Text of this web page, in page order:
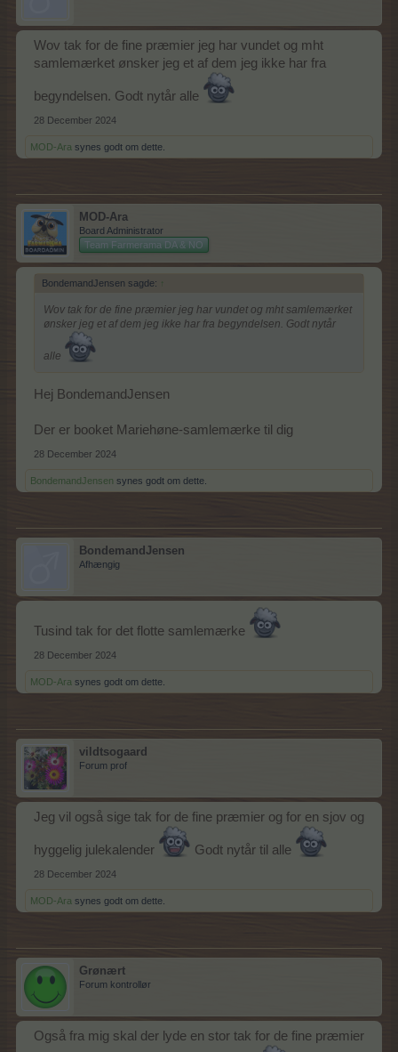
Wov tak for de fine præmier jeg har vundet og mht
samlemærket ønsker jeg et af dem jeg ikke har fra
begyndelsen. Godt nytår alle
28 December 2024
MOD-Ara synes godt om dette.
MOD-Ara
Board Administrator
Team Farmerama DA & NO
BondemandJensen sagde: ↑
Wov tak for de fine præmier jeg har vundet og mht samlemærket
ønsker jeg et af dem jeg ikke har fra begyndelsen. Godt nytår
alle
Hej BondemandJensen
Der er booket Mariehøne-samlemærke til dig
28 December 2024
BondemandJensen synes godt om dette.
BondemandJensen
Afhængig
Tusind tak for det flotte samlemærke
28 December 2024
MOD-Ara synes godt om dette.
vildtsogaard
Forum prof
Jeg vil også sige tak for de fine præmier og for en sjov og
hyggelig julekalender Godt nytår til alle
28 December 2024
MOD-Ara synes godt om dette.
Grønært
Forum kontrollør
Også fra mig skal der lyde en stor tak for de fine præmier